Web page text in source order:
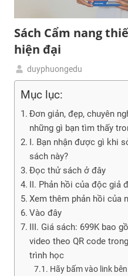
Sách Cẩm nang
hiện đại
22/07/2024
duyphuongedu
Sách
slide
thời
nay
Mục lục:
Đơn giản, đẹp, chuyên
những gì bạn tìm thấy
I. Bạn nhận được gì khi
sách này?
Đọc thử sách ở đây
II. Phản hồi của độc giả
Xem thêm phản hồi của
Vào đây
III. Giá sách: 699K bao
video theo QR code
trình học
Hãy bấm vào link